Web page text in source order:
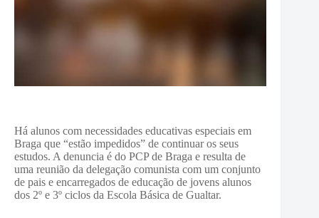
Há alunos com necessidades educativas especiais em
Braga que “estão impedidos” de continuar os seus
estudos. A denuncia é do PCP de Braga e resulta de
uma reunião da delegação comunista com um conjunto
de pais e encarregados de educação de jovens alunos
dos 2º e 3º ciclos da Escola Básica de Gualtar.